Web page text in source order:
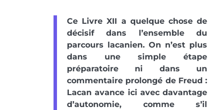
Ce Livre XII a quelque chose de
décisif dans l’ensemble du
parcours lacanien. On n’est plus
dans une simple étape
préparatoire ni dans un
commentaire prolongé de Freud :
Lacan avance ici avec davantage
d’autonomie, comme s’il